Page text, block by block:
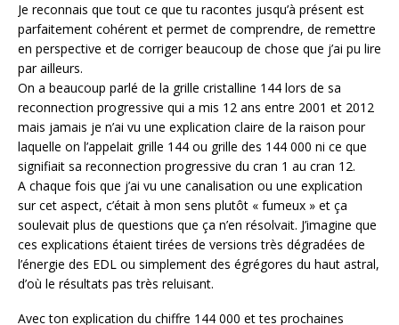
Je reconnais que tout ce que tu racontes jusqu’à présent est
parfaitement cohérent et permet de comprendre, de remettre
en perspective et de corriger beaucoup de chose que j’ai pu lire
par ailleurs.
On a beaucoup parlé de la grille cristalline 144 lors de sa
reconnection progressive qui a mis 12 ans entre 2001 et 2012
mais jamais je n’ai vu une explication claire de la raison pour
laquelle on l’appelait grille 144 ou grille des 144 000 ni ce que
signifiait sa reconnection progressive du cran 1 au cran 12.
A chaque fois que j’ai vu une canalisation ou une explication
sur cet aspect, c’était à mon sens plutôt « fumeux » et ça
soulevait plus de questions que ça n’en résolvait. J’imagine que
ces explications étaient tirées de versions très dégradées de
l’énergie des EDL ou simplement des égrégores du haut astral,
d’où le résultats pas très reluisant.
Avec ton explication du chiffre 144 000 et tes prochaines